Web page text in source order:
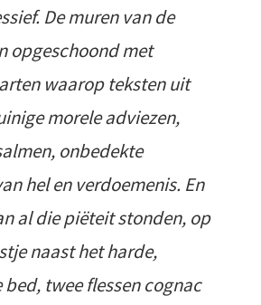
De muren van de
opgeschoond met
waarop teksten uit
morele adviezen,
onbedekte
hel en verdoemenis. En
al die piëteit stonden, op
naast het harde,
twee flessen cognac